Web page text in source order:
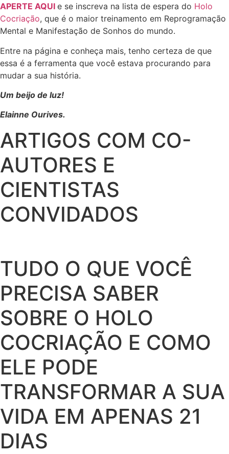
APERTE AQUI e se inscreva na lista de espera do Holo
Cocriação, que é o maior treinamento em Reprogramação
Mental e Manifestação de Sonhos do mundo.
Entre na página e conheça mais, tenho certeza de que
essa é a ferramenta que você estava procurando para
mudar a sua história.
Um beijo de luz!
Elainne Ourives.
ARTIGOS COM CO-
AUTORES E
CIENTISTAS
CONVIDADOS
TUDO O QUE VOCÊ
PRECISA SABER
SOBRE O HOLO
COCRIAÇÃO E COMO
ELE PODE
TRANSFORMAR A SUA
VIDA EM APENAS 21
DIAS